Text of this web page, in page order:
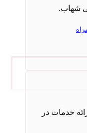
شهاب.
ارائه خدمات در